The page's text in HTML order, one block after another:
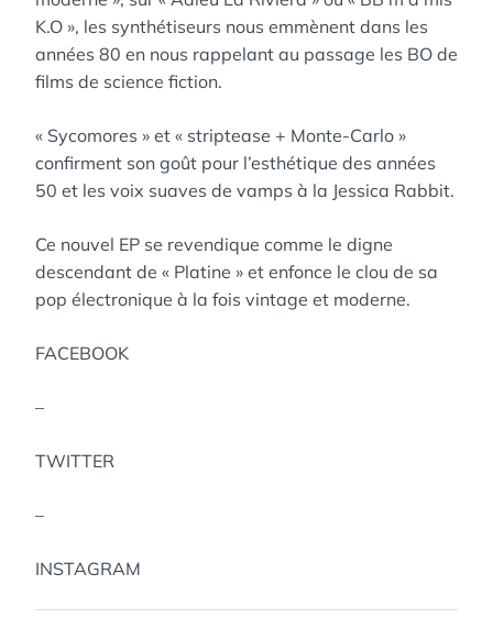
K.O », les synthétiseurs nous emmènent dans les
années 80 en nous rappelant au passage les BO de
films de science fiction.
« Sycomores » et « striptease + Monte-Carlo »
confirment son goût pour l’esthétique des années
50 et les voix suaves de vamps à la Jessica Rabbit.
Ce nouvel EP se revendique comme le digne
descendant de « Platine » et enfonce le clou de sa
pop électronique à la fois vintage et moderne.
FACEBOOK
–
TWITTER
–
INSTAGRAM